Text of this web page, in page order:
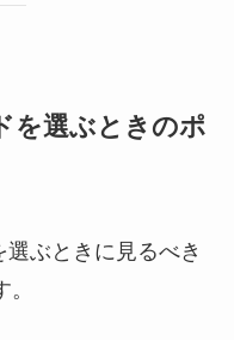
を選ぶときのポ
ぶときに見るべき